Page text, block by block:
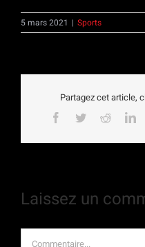
5 mars 2021 | Sports
Partagez cet article,
Facebook
TwitterReddit
Laissez un
Commentaire